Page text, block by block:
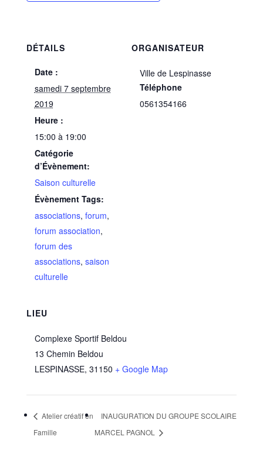
DÉTAILS
Date :
samedi 7 septembre
2019
Heure :
15:00 à 19:00
Catégorie
d’Évènement:
Saison culturelle
Évènement Tags:
associations, forum,
forum association,
forum des
associations, saison
culturelle
LIEU
Complexe Sportif Beldou
13 Chemin Beldou
LESPINASSE, 31150 + Google Map
ORGANISATEUR
Ville de Lespinasse
Téléphone
0561354166
Atelier créatif en
Famille
INAUGURATION DU GROUPE SCOLAIRE
MARCEL PAGNOL